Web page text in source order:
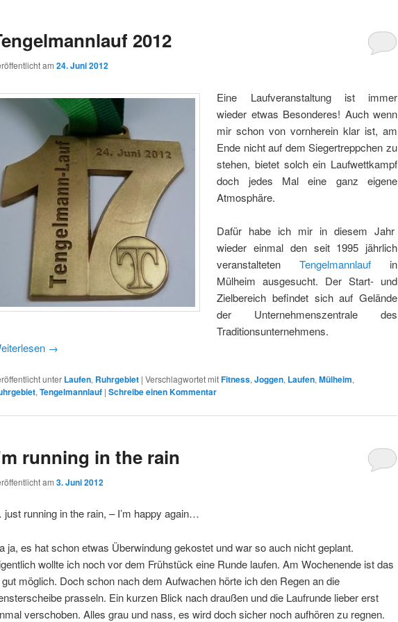
2012
am 24. Juni 2012
Eine Laufveranstaltung ist immer
wieder etwas Besonderes! Auch wenn
mir schon von vornherein klar ist, am
Ende nicht auf dem Siegertreppchen zu
stehen, bietet solch ein Laufwettkampf
doch jedes Mal eine ganz eigene
Atmosphäre.
Dafür habe ich mir in diesem Jahr
wieder einmal den seit 1995 jährlich
veranstaltetenTengelmannlauf in
Mülheim ausgesucht. Der Start- und
Zielbereich befindet sich auf Gelände
der Unternehmenszentrale des
Traditionsunternehmens.
→
unter Laufen, Ruhrgebiet | Verschlagwortet mitFitness, Joggen, Laufen, Mülheim,
, Tengelmannlauf | Schreibe einen Kommentar
running in the rain
am 3. Juni 2012
running in the rain, – I’m happy again…
ja, es hat schon etwas Überwindung gekostet und war so auch nicht geplant.
wollte ich noch vor dem Frühstück eine Runde laufen. Am Wochenende ist das
gut möglich. Doch schon nach dem Aufwachen hörte ich den Regen an die
prasseln. Ein kurzen Blick nach draußen und die Laufrunde lieber erst
verschoben. Alles grau und nass, es wird doch sicher noch aufhören zu regnen.